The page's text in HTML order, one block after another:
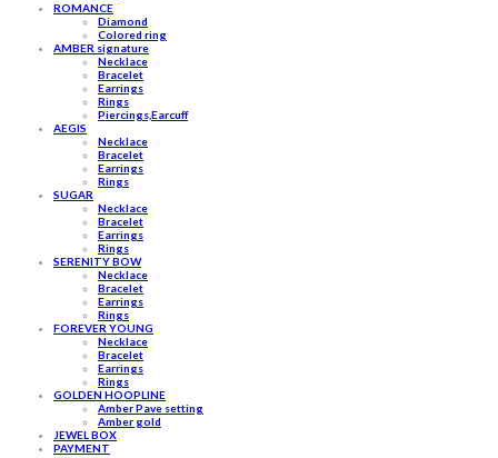
ROMANCE
Diamond
Colored ring
AMBER signature
Necklace
Bracelet
Earrings
Rings
Piercings,Earcuff
AEGIS
Necklace
Bracelet
Earrings
Rings
SUGAR
Necklace
Bracelet
Earrings
Rings
SERENITY BOW
Necklace
Bracelet
Earrings
Rings
FOREVER YOUNG
Necklace
Bracelet
Earrings
Rings
GOLDEN HOOPLINE
Amber Pave setting
Amber gold
JEWEL BOX
PAYMENT